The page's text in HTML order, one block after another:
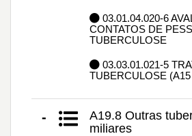
03.01.04.020-6
CONTATOS DE
TUBERCULOSE
03.03.01.021-5
TUBERCULOSE (A15
-
A19.8 Outras
miliares